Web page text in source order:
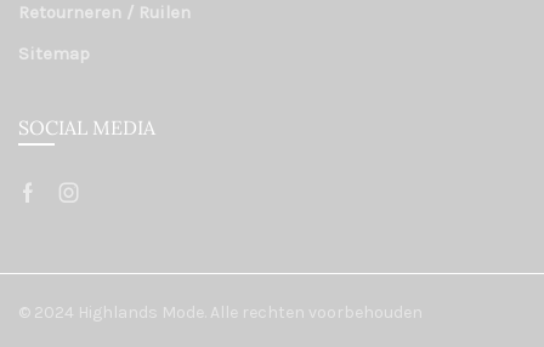
Retourneren / Ruilen
Sitemap
SOCIAL MEDIA
© 2024 Highlands Mode. Alle rechten voorbehouden